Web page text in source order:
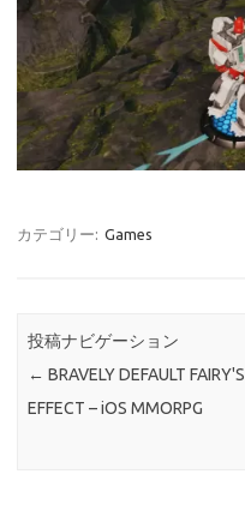
カテゴリー: Games
投稿ナビゲーション
← BRAVELY DEFAULT FAIRY'S
EFFECT – iOS MMORPG